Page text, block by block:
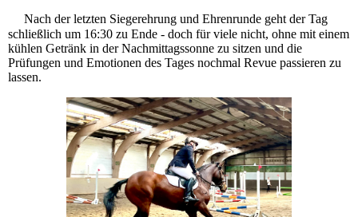
Nach der letzten Siegerehrung und Ehrenrunde geht der Tag
schließlich um 16:30 zu Ende - doch für viele nicht, ohne mit einem
kühlen Getränk in der Nachmittagssonne zu sitzen und die
Prüfungen und Emotionen des Tages nochmal Revue passieren zu
lassen.